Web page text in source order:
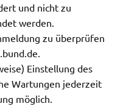
und nicht zu
werden.
zu überprüfen
Einstellung des
Wartungen jederzeit
möglich.